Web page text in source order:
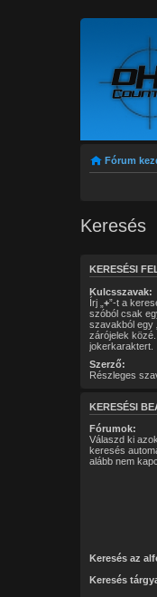
Fórum
Keresés
KERESÉSI
Kulcsszavak:
Írj „ +”-t a
szóból csak
szavakból egy „
zárójelek
jokerkaraktert.
Szerző:
Részleges
KERESÉSI
Fórumok:
Válaszd ki
keresés
alább nem
Keresés